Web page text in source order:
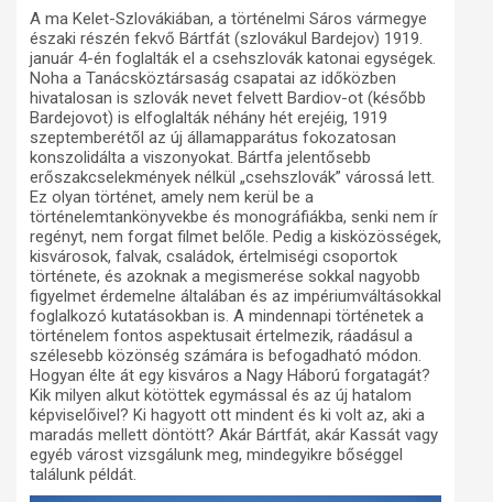
A ma Kelet-Szlovákiában, a történelmi Sáros vármegye
északi részén fekvő Bártfát (szlovákul Bardejov) 1919.
január 4-én foglalták el a csehszlovák katonai egységek.
Noha a Tanácsköztársaság csapatai az időközben
hivatalosan is szlovák nevet felvett Bardiov-ot (később
Bardejovot) is elfoglalták néhány hét erejéig, 1919
szeptemberétől az új államapparátus fokozatosan
konszolidálta a viszonyokat. Bártfa jelentősebb
erőszakcselekmények nélkül „csehszlovák” várossá lett.
Ez olyan történet, amely nem kerül be a
történelemtankönyvekbe és monográfiákba, senki nem ír
regényt, nem forgat filmet belőle. Pedig a kisközösségek,
kisvárosok, falvak, családok, értelmiségi csoportok
története, és azoknak a megismerése sokkal nagyobb
figyelmet érdemelne általában és az impériumváltásokkal
foglalkozó kutatásokban is. A mindennapi történetek a
történelem fontos aspektusait értelmezik, ráadásul a
szélesebb közönség számára is befogadható módon.
Hogyan élte át egy kisváros a Nagy Háború forgatagát?
Kik milyen alkut kötöttek egymással és az új hatalom
képviselőivel? Ki hagyott ott mindent és ki volt az, aki a
maradás mellett döntött? Akár Bártfát, akár Kassát vagy
egyéb várost vizsgálunk meg, mindegyikre bőséggel
találunk példát.